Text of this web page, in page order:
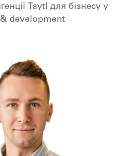
Taytl для бізнесу у
development